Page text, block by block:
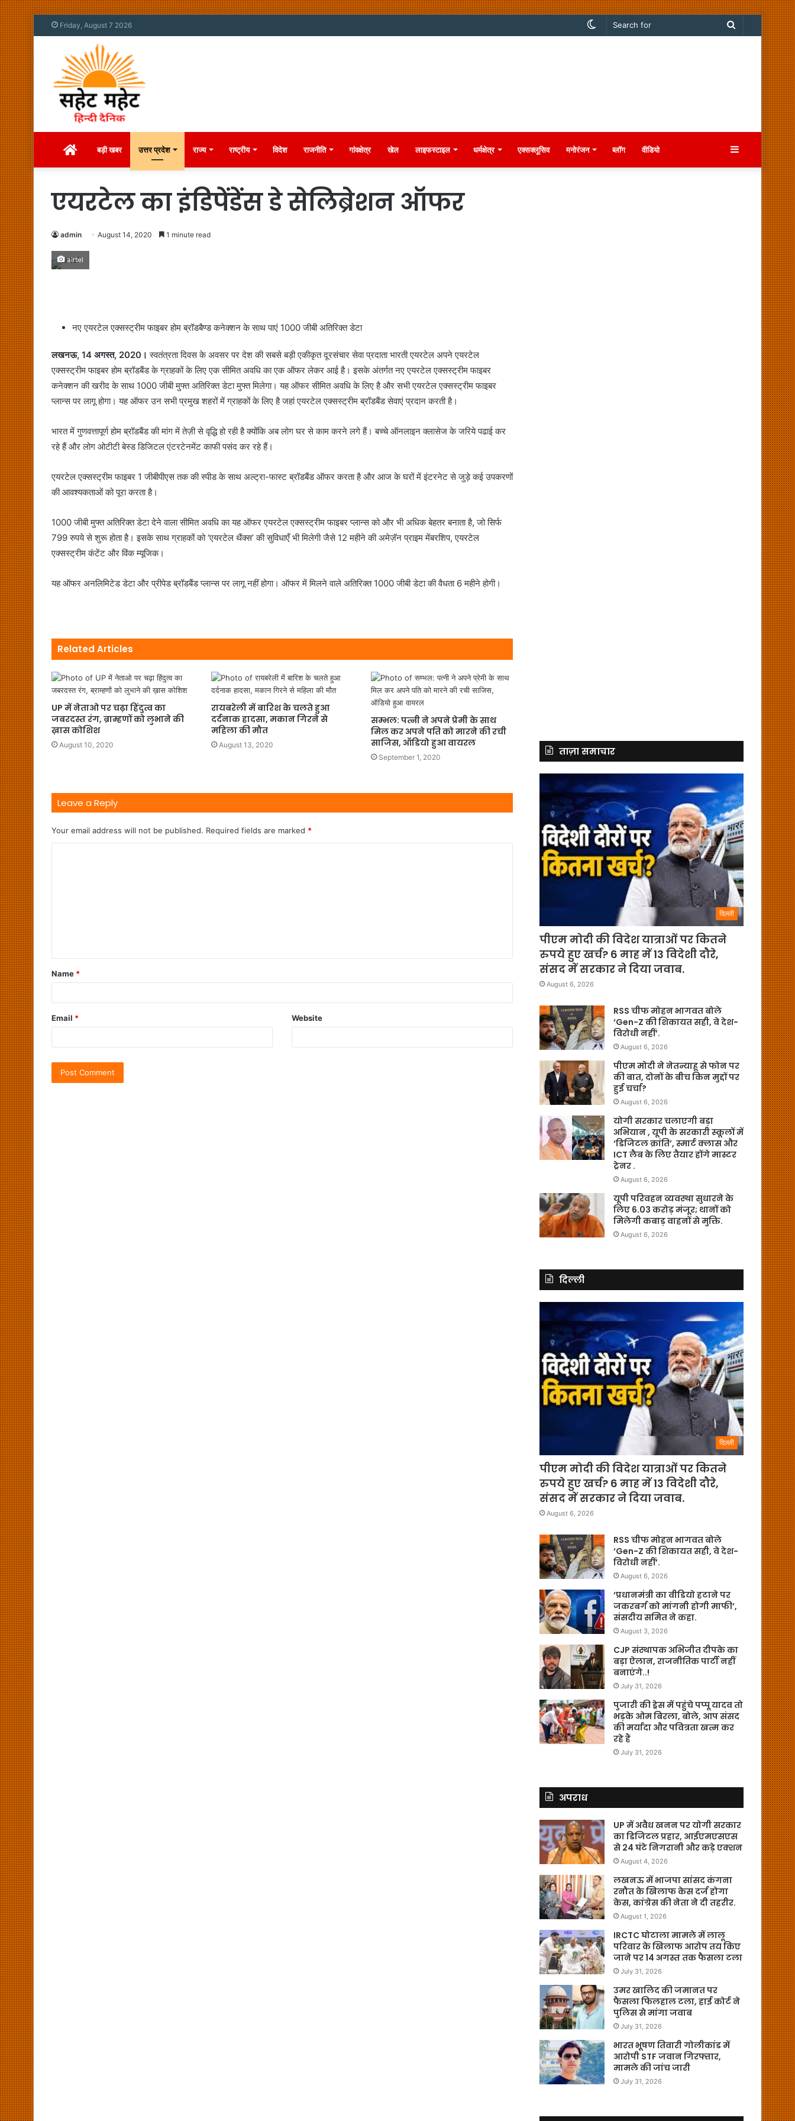
Friday, August 7 2026
Search
Switch
Homeबड़ी खबर उत्तर प्रदेश राज्य राष्ट्रीय विदेश राजनीति गांवक्षेत्र खेल लाइफस्टाइल धर्मक्षेत्र एक्सक्लूसिव मनोरंजन ब्लॉग वीडियो Sidebar
एयरटेल का इंडिपेंडेंस डे सेलिब्रेशन ऑफर
admin August 14, 2020 1 minute read
airtel
नए एयरटेल एक्सस्ट्रीम फाइबर होम ब्रॉडबैण्ड कनेक्शन के साथ पाएं 1000 जीबी अतिरिक्त डेटा
लखनऊ, 14 अगस्त, 2020। स्वतंत्रता दिवस के अवसर पर देश की सबसे बड़ी एकीकृत दूरसंचार सेवा प्रदाता भारती एयरटेल अपने एयरटेल
एक्सस्ट्रीम फाइबर होम ब्रॉडबैंड के ग्राहकों के लिए एक सीमित अवधि का एक ऑफर लेकर आई है। इसके अंतर्गत नए एयरटेल एक्सस्ट्रीम फाइबर
कनेक्शन की खरीद के साथ 1000 जीबी मुफ्त अतिरिक्त डेटा मुफ्त मिलेगा। यह ऑफर सीमित अवधि के लिए है और सभी एयरटेल एक्सस्ट्रीम फाइबर
प्लान्स पर लागू होगा। यह ऑफर उन सभी प्रमुख शहरों में ग्राहकों के लिए है जहां एयरटेल एक्सस्ट्रीम ब्रॉडबैंड सेवाएं प्रदान करती है।
भारत में गुणवत्तापूर्ण होम ब्रॉडबैंड की मांग में तेज़ी से वृद्धि हो रही है क्योंकि अब लोग घर से काम करने लगे हैं। बच्चे ऑनलाइन क्लासेज के जरिये पढाई कर
रहे हैं और लोग ओटीटी बेस्ड डिजिटल एंटरटेनमेंट काफी पसंद कर रहे हैं।
एयरटेल एक्सस्ट्रीम फाइबर 1 जीबीपीएस तक की स्पीड के साथ अल्ट्रा-फास्ट ब्रॉडबैंड ऑफर करता है और आज के घरों में इंटरनेट से जुड़े कई उपकरणों
की आवश्यकताओं को पूरा करता है।
1000 जीबी मुफ्त अतिरिक्त डेटा देने वाला सीमित अवधि का यह ऑफर एयरटेल एक्सस्ट्रीम फाइबर प्लान्स को और भी अधिक बेहतर बनाता है, जो सिर्फ
799 रुपये से शुरू होता है। इसके साथ ग्राहकों को ‘एयरटेल थैंक्स’ की सुविधाएँ भी मिलेगी जैसे 12 महीने की अमेज़ॅन प्राइम मेंबरशिप, एयरटेल
एक्सस्ट्रीम कंटेंट और विंक म्यूजिक।
यह ऑफर अनलिमिटेड डेटा और प्रीपेड ब्रॉडबैंड प्लान्स पर लागू नहीं होगा। ऑफर में मिलने वाले अतिरिक्त 1000 जीबी डेटा की वैधता 6 महीने होगी।
Related Articles
UP में नेताओ पर चढ़ा हिंदुत्व का
जबरदस्त रंग, ब्राम्हणों को लुभाने की
ख़ास कोशिश
August 10, 2020
रायबरेली में बारिश के चलते हुआ
दर्दनाक हादसा, मकान गिरने से
महिला की मौत
August 13, 2020
सम्भल: पत्नी ने अपने प्रेमी के साथ
मिल कर अपने पति को मारने की रची
साजिस, ऑडियो हुआ वायरल
September 1, 2020
Leave a Reply
Your email address will not be published. Required fields are marked *
Name *
Email * Website
ताज़ा समाचार
दिल्ली
पीएम मोदी की विदेश यात्राओं पर कितने
रुपये हुए खर्च? 6 माह में 13 विदेशी दौरे,
संसद में सरकार ने दिया जवाब.
August 6, 2026
RSS चीफ मोहन भागवत बोले
‘Gen-Z की शिकायत सही, वे देश-
विरोधी नहीं’.
August 6, 2026
पीएम मोदी ने नेतन्याहू से फोन पर
की बात, दोनों के बीच किन मुद्दों पर
हुई चर्चा?
August 6, 2026
योगी सरकार चलाएगी बड़ा
अभियान , यूपी के सरकारी स्कूलों में
‘डिजिटल क्रांति’, स्मार्ट क्लास और
ICT लैब के लिए तैयार होंगे मास्टर
ट्रेनर .
August 6, 2026
यूपी परिवहन व्यवस्था सुधारने के
लिए 6.03 करोड़ मंजूर; थानों को
मिलेगी कबाड़ वाहनों से मुक्ति.
August 6, 2026
दिल्ली
दिल्ली
पीएम मोदी की विदेश यात्राओं पर कितने
रुपये हुए खर्च? 6 माह में 13 विदेशी दौरे,
संसद में सरकार ने दिया जवाब.
August 6, 2026
RSS चीफ मोहन भागवत बोले
‘Gen-Z की शिकायत सही, वे देश-
विरोधी नहीं’.
August 6, 2026
‘प्रधानमंत्री का वीडियो हटाने पर
जकरबर्ग को मांगनी होगी माफी’,
संसदीय समित ने कहा.
August 3, 2026
CJP संस्थापक अभिजीत दीपके का
बड़ा ऐलान, राजनीतिक पार्टी नहीं
बनाएंगे..!
July 31, 2026
पुजारी की ड्रेस में पहुंचे पप्पू यादव तो
भड़के ओम बिरला, बोले, आप संसद
की मर्यादा और पवित्रता खत्म कर
रहे हैं
July 31, 2026
अपराध
UP में अवैध खनन पर योगी सरकार
का डिजिटल प्रहार, आईएमएसएस
से 24 घंटे निगरानी और कड़े एक्शन
August 4, 2026
लखनऊ में भाजपा सांसद कंगना
रनौत के खिलाफ केस दर्ज होगा
केस, कांग्रेस की नेता ने दी तहरीर.
August 1, 2026
IRCTC घोटाला मामले में लालू
परिवार के खिलाफ आरोप तय किए
जाने पर 14 अगस्त तक फैसला टला
July 31, 2026
उमर खालिद की जमानत पर
फैसला फिलहाल टला, हाई कोर्ट ने
पुलिस से मांगा जवाब
July 31, 2026
भारत भूषण तिवारी गोलीकांड में
आरोपी STF जवान गिरफ्तार,
मामले की जांच जारी
July 31, 2026